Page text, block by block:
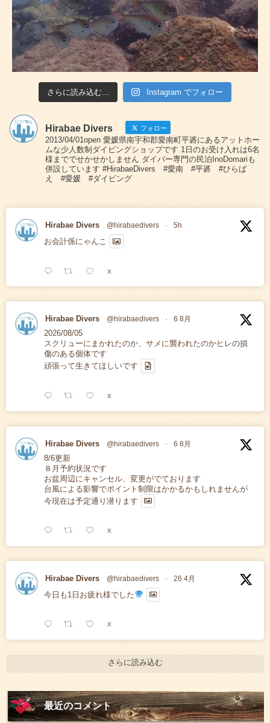
さらに読み込む... Instagram でフォロー
Hirabae Divers フォロー
2013/04/01open 愛媛県南宇和郡愛南町平碆にあるアットホー
ムな少人数制ダイビングショップです 1日のお受け入れは6名
様まででせかせかしません ダイバー専門の民泊InoDomariも
併設しています #HirabaeDivers #愛南 #平碆 #ひらば
え #愛媛 #ダイビング
Hirabae Divers @hirabaedivers · 5h
お会計係にゃんこ
X
Hirabae Divers @hirabaedivers · 6 8月
2026/08/05
スクリューにまかれたのか、サメに襲われたのかヒレの損
傷のある個体です
頑張って生きてほしいです
X
Hirabae Divers @hirabaedivers · 6 8月
8/6更新
８月予約状況です
お盆周辺にキャンセル、変更がでております
台風による影響でポイント制限はかかるかもしれませんが
今現在は予定通り潜ります
X
Hirabae Divers @hirabaedivers · 26 4月
今日も1日お疲れ様でした
X
さらに読み込む
最近のコメント